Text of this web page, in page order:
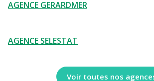
AGENCE GERARDMER
AGENCE SELESTAT
Voir toutes nos